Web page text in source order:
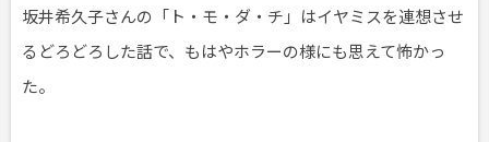
坂井希久子さんの「ト・モ・ダ・チ」はイヤミスを連想させ
るどろどろした話で、もはやホラーの様にも思えて怖かっ
た。